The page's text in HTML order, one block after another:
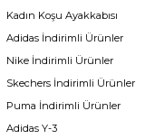
Kadın Koşu Ayakkabısı
Adidas İndirimli Ürünler
Nike İndirimli Ürünler
Skechers İndirimli Ürünler
Puma İndirimli Ürünler
Adidas Y-3